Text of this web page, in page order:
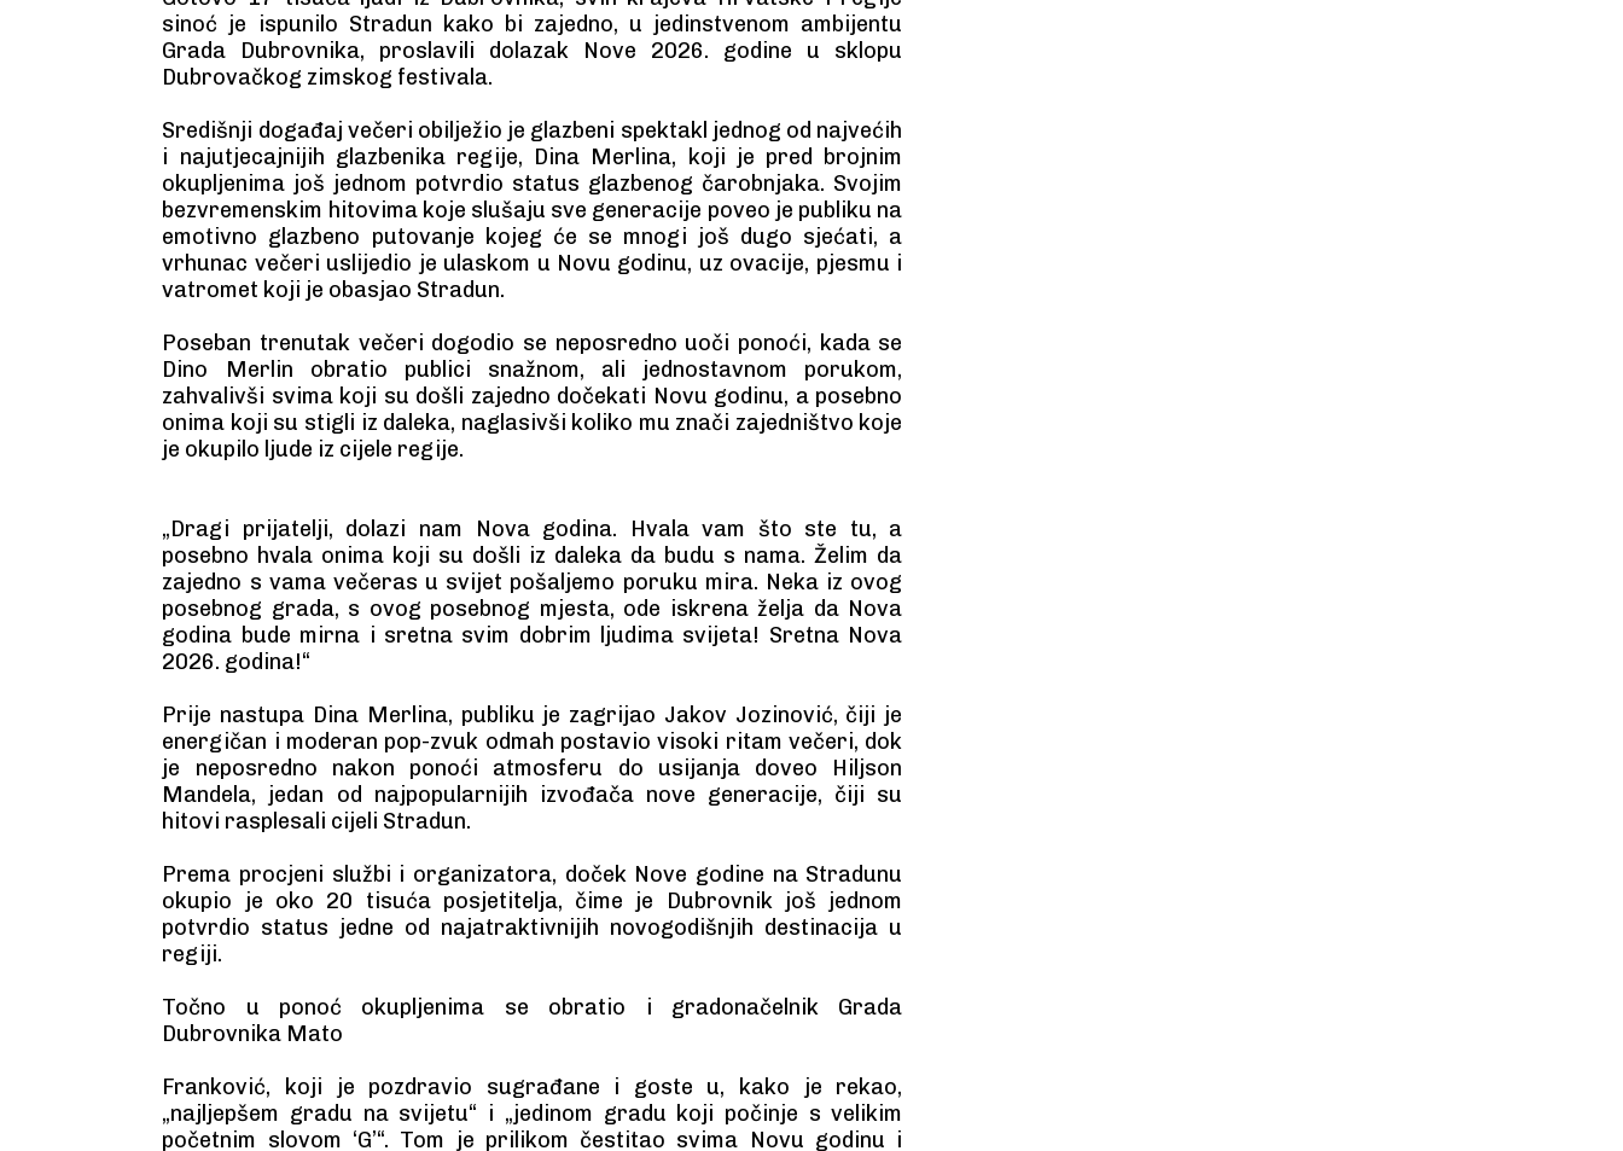
sinoć je ispunilo Stradun kako bi zajedno, u jedinstvenom ambijentu
Grada Dubrovnika, proslavili dolazak Nove 2026. godine u sklopu
Dubrovačkog zimskog festivala.
Središnji događaj večeri obilježio je glazbeni spektakl jednog od najvećih
i najutjecajnijih glazbenika regije, Dina Merlina, koji je pred brojnim
okupljenima još jednom potvrdio status glazbenog čarobnjaka. Svojim
bezvremenskim hitovima koje slušaju sve generacije poveo je publiku na
emotivno glazbeno putovanje kojeg će se mnogi još dugo sjećati, a
vrhunac večeri uslijedio je ulaskom u Novu godinu, uz ovacije, pjesmu i
vatromet koji je obasjao Stradun.
Poseban trenutak večeri dogodio se neposredno uoči ponoći, kada se
Dino Merlin obratio publici snažnom, ali jednostavnom porukom,
zahvalivši svima koji su došli zajedno dočekati Novu godinu, a posebno
onima koji su stigli iz daleka, naglasivši koliko mu znači zajedništvo koje
je okupilo ljude iz cijele regije.
„Dragi prijatelji, dolazi nam Nova godina. Hvala vam što ste tu, a
posebno hvala onima koji su došli iz daleka da budu s nama. Želim da
zajedno s vama večeras u svijet pošaljemo poruku mira. Neka iz ovog
posebnog grada, s ovog posebnog mjesta, ode iskrena želja da Nova
godina bude mirna i sretna svim dobrim ljudima svijeta! Sretna Nova
2026. godina!“
Prije nastupa Dina Merlina, publiku je zagrijao Jakov Jozinović, čiji je
energičan i moderan pop-zvuk odmah postavio visoki ritam večeri, dok
je neposredno nakon ponoći atmosferu do usijanja doveo Hiljson
Mandela, jedan od najpopularnijih izvođača nove generacije, čiji su
hitovi rasplesali cijeli Stradun.
Prema procjeni službi i organizatora, doček Nove godine na Stradunu
okupio je oko 20 tisuća posjetitelja, čime je Dubrovnik još jednom
potvrdio status jedne od najatraktivnijih novogodišnjih destinacija u
regiji.
Točno u ponoć okupljenima se obratio i gradonačelnik Grada
Dubrovnika Mato
Franković, koji je pozdravio sugrađane i goste u, kako je rekao,
„najljepšem gradu na svijetu“ i „jedinom gradu koji počinje s velikim
početnim slovom ‘G’“. Tom je prilikom čestitao svima Novu godinu i